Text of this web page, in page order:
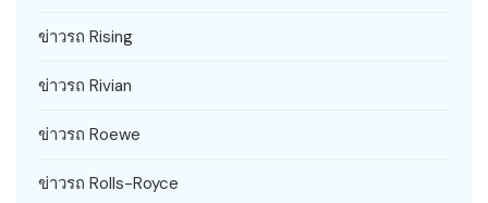
ข่าวรถ Rising
ข่าวรถ Rivian
ข่าวรถ Roewe
ข่าวรถ Rolls-Royce